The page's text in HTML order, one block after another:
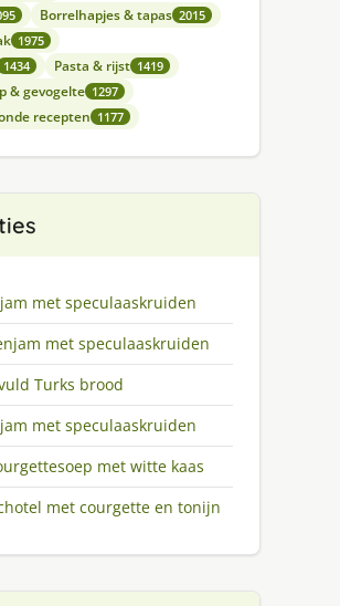
Borrelhapjes & tapas 2015
1975
1434 Pasta & rijst 1419
& gevogelte 1297
recepten 1177
met speculaaskruiden
met speculaaskruiden
Turks brood
met speculaaskruiden
met witte kaas
met courgette en tonijn